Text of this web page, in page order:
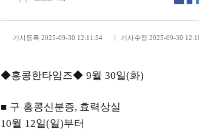
기사등록 2025-09-30 12:11:54 기사수정 2025-09-30
◆홍콩한타임즈◆ 9월 30일(화)
■ 구 홍콩신분증, 효력상실
10월 12일(일)부터